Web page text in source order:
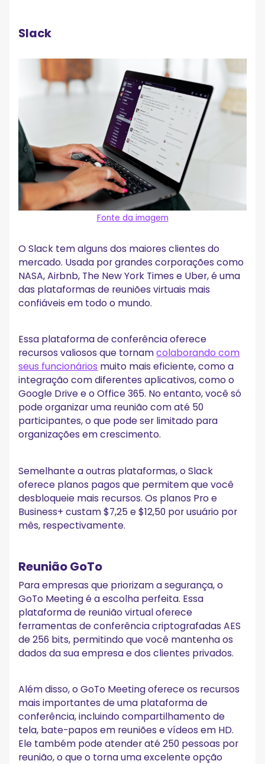
Slack
Fonte da imagem
O Slack tem alguns dos maiores clientes do
mercado. Usada por grandes corporações como
NASA, Airbnb, The New York Times e Uber, é uma
das plataformas de reuniões virtuais mais
confiáveis em todo o mundo.
Essa plataforma de conferência oferece
recursos valiosos que tornamcolaborando com
seus funcionários muito mais eficiente, como a
integração com diferentes aplicativos, como o
Google Drive e o Office 365. No entanto, você só
pode organizar uma reunião com até 50
participantes, o que pode ser limitado para
organizações em crescimento.
Semelhante a outras plataformas, o Slack
oferece planos pagos que permitem que você
desbloqueie mais recursos. Os planos Pro e
Business+ custam $7,25 e $12,50 por usuário por
mês, respectivamente.
Reunião GoTo
Para empresas que priorizam a segurança, o
GoTo Meeting é a escolha perfeita. Essa
plataforma de reunião virtual oferece
ferramentas de conferência criptografadas AES
de 256 bits, permitindo que você mantenha os
dados da sua empresa e dos clientes privados.
Além disso, o GoTo Meeting oferece os recursos
mais importantes de uma plataforma de
conferência, incluindo compartilhamento de
tela, bate-papos em reuniões e vídeos em HD.
Ele também pode atender até 250 pessoas por
reunião, o que o torna uma excelente opção